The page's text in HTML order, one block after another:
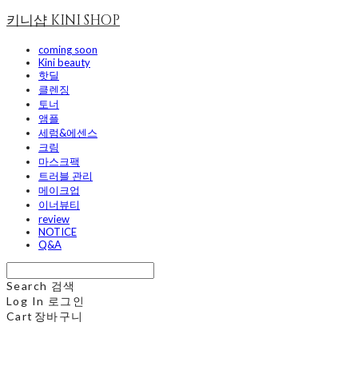
키니샵 KINI SHOP
coming soon
Kini beauty
핫딜
클렌징
토너
앰플
세럼&에센스
크림
마스크팩
트러블 관리
메이크업
이너뷰티
review
NOTICE
Q&A
Search 검색
Log In 로그인
Cart 장바구니